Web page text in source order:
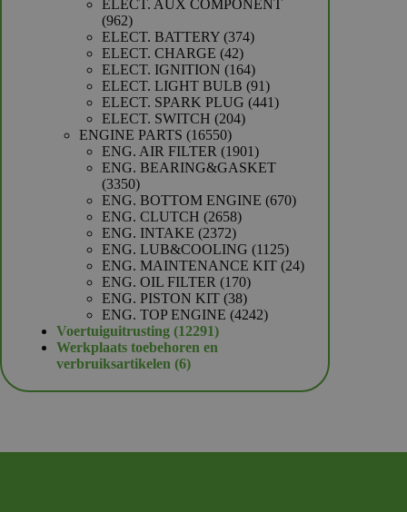
producten
ELECT. AUX COMPONENT
962962
producten
ELECT. BATTERY 374374
ELECT. CHARGE 4242
producten
ELECT. IGNITION 164164
producten
ELECT. LIGHT BULB 9191
producten
ELECT. SPARK PLUG 441441
ELECT. SWITCH 204204
ENGINE PARTS 1655016550
producten
ENG. AIR FILTER 19011901
producten
ENG. BEARING&GASKET
33503350
producten
ENG. BOTTOM ENGINE 670670
ENG. CLUTCH 26582658
ENG. INTAKE 23722372
producten
ENG. LUB&COOLING 11251125
producten
ENG. MAINTENANCE KIT 2424
ENG. OIL FILTER 170170
producten
ENG. PISTON KIT 3838
producten
ENG. TOP ENGINE 42424242
Voertuiguitrusting 1229112291
producten
Werkplaats toebehoren en
verbruiksartikelen 66